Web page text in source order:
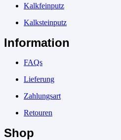
Kalkfeinputz
Kalksteinputz
Information
FAQs
Lieferung
Zahlungsart
Retouren
Shop